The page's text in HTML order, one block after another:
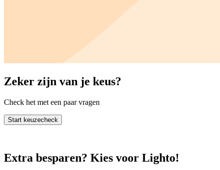
Zeker zijn van je keus?
Check het met een paar vragen
Start keuzecheck
Extra besparen? Kies voor Lighto!